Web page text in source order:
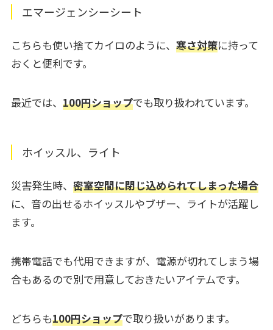
エマージェンシーシート
こちらも使い捨てカイロのように、 寒さ対策に持って
おくと便利です。
最近では、 100円ショップでも取り扱われています。
ホイッスル、ライト
災害発生時、 密室空間に閉じ込められてしまった場合
に、音の出せるホイッスルやブザー、ライトが活躍し
ます。
携帯電話でも代用できますが、電源が切れてしまう場
合もあるので別で用意しておきたいアイテムです。
どちらも100円ショップで取り扱いがあります。